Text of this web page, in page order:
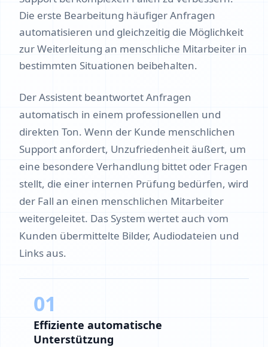
Die erste Bearbeitung häufiger Anfragen
automatisieren und gleichzeitig die Möglichkeit
zur Weiterleitung an menschliche Mitarbeiter in
bestimmten Situationen beibehalten.
Der Assistent beantwortet Anfragen
automatisch in einem professionellen und
direkten Ton. Wenn der Kunde menschlichen
Support anfordert, Unzufriedenheit äußert, um
eine besondere Verhandlung bittet oder Fragen
stellt, die einer internen Prüfung bedürfen, wird
der Fall an einen menschlichen Mitarbeiter
weitergeleitet. Das System wertet auch vom
Kunden übermittelte Bilder, Audiodateien und
Links aus.
01
Effiziente automatische
Unterstützung